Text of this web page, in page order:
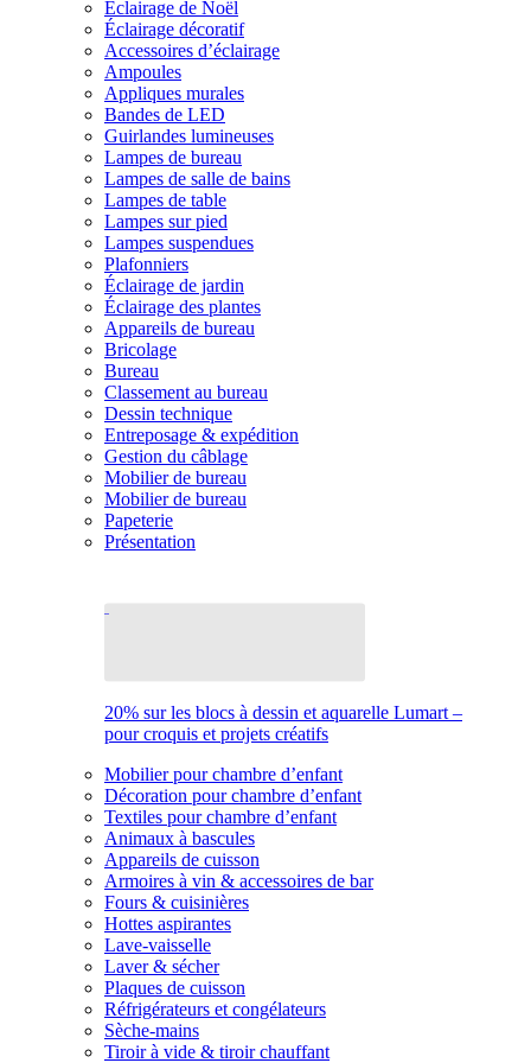
Éclairage de Noël
Éclairage décoratif
Accessoires d’éclairage
Ampoules
Appliques murales
Bandes de LED
Guirlandes lumineuses
Lampes de bureau
Lampes de salle de bains
Lampes de table
Lampes sur pied
Lampes suspendues
Plafonniers
Éclairage de jardin
Éclairage des plantes
Appareils de bureau
Bricolage
Bureau
Classement au bureau
Dessin technique
Entreposage & expédition
Gestion du câblage
Mobilier de bureau
Mobilier de bureau
Papeterie
Présentation
20% sur les blocs à dessin et aquarelle Lumart –
pour croquis et projets créatifs
Mobilier pour chambre d’enfant
Décoration pour chambre d’enfant
Textiles pour chambre d’enfant
Animaux à bascules
Appareils de cuisson
Armoires à vin & accessoires de bar
Fours & cuisinières
Hottes aspirantes
Lave-vaisselle
Laver & sécher
Plaques de cuisson
Réfrigérateurs et congélateurs
Sèche-mains
Tiroir à vide & tiroir chauffant